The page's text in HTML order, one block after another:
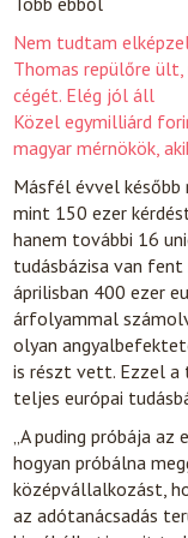
Nem tudtam
Thomas repülőre
cégét. Elég jól áll
Közel egymilliárd
magyar mérnökök,
Másfél évvel
mint 150 ezer
hanem további 16
tudásbázisa van fent
áprilisban 400 ezer
árfolyammal
olyan
is részt vett. Ezzel a
teljes európai
„A puding próbája az
hogyan próbálna
középvállalkozást,
az adótanácsadás